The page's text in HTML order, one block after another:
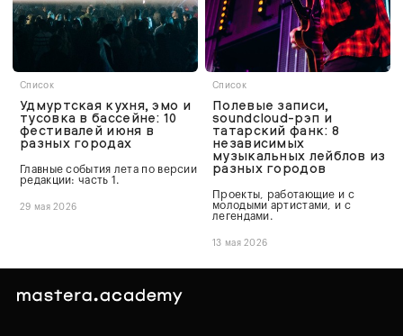
Список
Удмуртская кухня, эмо и
тусовка в бассейне: 10
фестивалей июня в
разных городах
Главные события лета по версии
редакции: часть 1.
29 мая 2026
Список
Полевые записи,
soundcloud-рэп и
татарский фанк: 8
независимых
музыкальных лейблов из
разных городов
Проекты, работающие и с
молодыми артистами, и с
легендами.
13 мая 2026